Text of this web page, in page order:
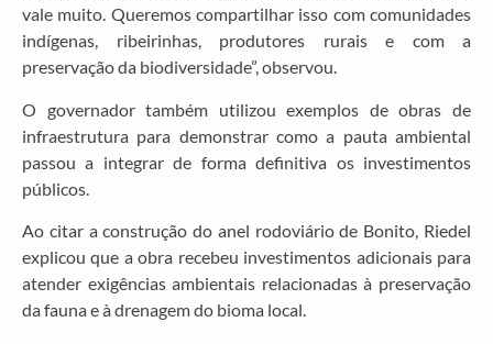
vale muito. Queremos compartilhar isso com comunidades
indígenas, ribeirinhas, produtores rurais e com a
preservação da biodiversidade”, observou.
O governador também utilizou exemplos de obras de
infraestrutura para demonstrar como a pauta ambiental
passou a integrar de forma definitiva os investimentos
públicos.
Ao citar a construção do anel rodoviário de Bonito, Riedel
explicou que a obra recebeu investimentos adicionais para
atender exigências ambientais relacionadas à preservação
da fauna e à drenagem do bioma local.